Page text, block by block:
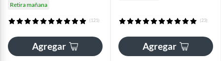
Retira mañana
(121)
Agregar
(23)
Agregar